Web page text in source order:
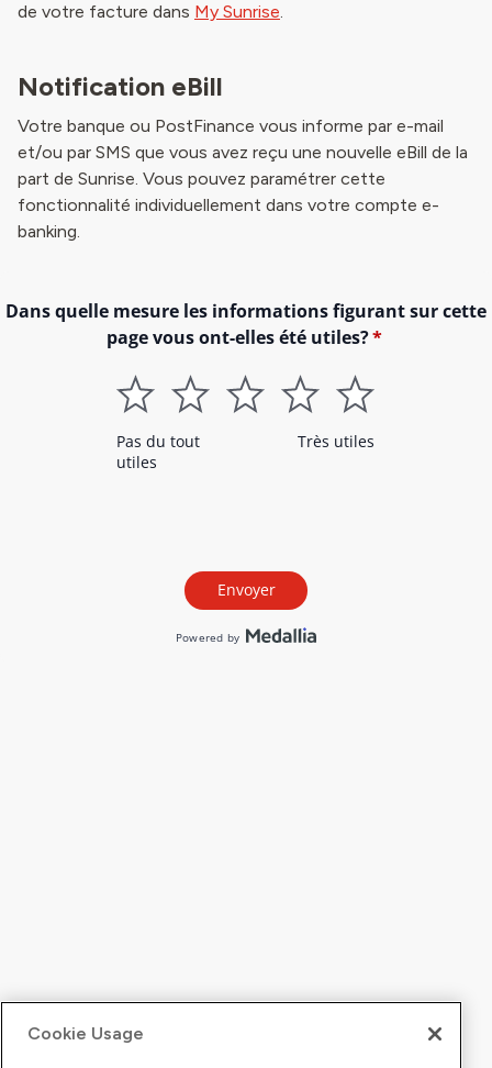
de votre facture dans My Sunrise.
Notification eBill
Votre banque ou PostFinance vous informe par e-mail
et/ou par SMS que vous avez reçu une nouvelle eBill de la
part de Sunrise. Vous pouvez paramétrer cette
fonctionnalité individuellement dans votre compte e-
banking.
Cookie Usage